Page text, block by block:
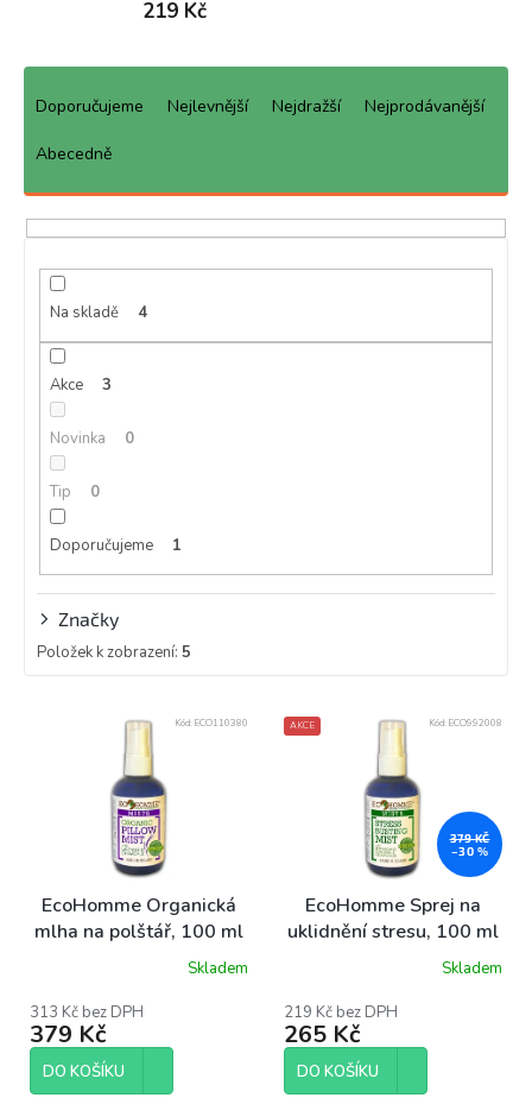
219 Kč
Ř
p
Doporučujeme Nejlevnější Nejdražší Nejprodávanější
Abecedně
Na skladě 4
Akce 3
Novinka 0
Tip 0
Doporučujeme 1
Značky
Položek k zobrazení: 5
ů
EcoHomme Organická
mlha na polštář, 100 ml
Skladem
313 Kč bez DPH
379 Kč
DO KOŠÍKU
Kód: ECO110380 AKCE
379 KČ
–30 %
EcoHomme Sprej na
uklidnění stresu, 100 ml
Skladem
219 Kč bez DPH
265 Kč
DO KOŠÍKU
Kód: ECO992008